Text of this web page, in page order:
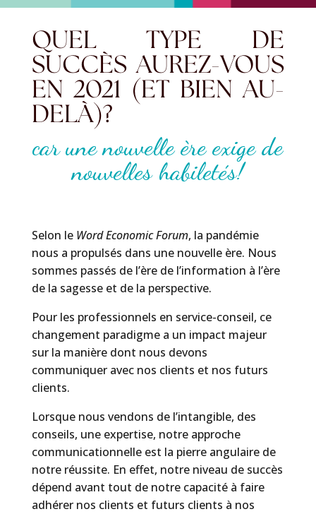
QUEL TYPE DE
SUCCÈS AUREZ-VOUS
EN 2021 (ET BIEN AU-
DELÀ)?
car une nouvelle ère exige de
nouvelles habiletés!
Selon le Word Economic Forum, la pandémie
nous a propulsés dans une nouvelle ère. Nous
sommes passés de l’ère de l’information à l’ère
de la sagesse et de la perspective.
Pour les professionnels en service-conseil, ce
changement paradigme a un impact majeur
sur la manière dont nous devons
communiquer avec nos clients et nos futurs
clients.
Lorsque nous vendons de l’intangible, des
conseils, une expertise, notre approche
communicationnelle est la pierre angulaire de
notre réussite. En effet, notre niveau de succès
dépend avant tout de notre capacité à faire
adhérer nos clients et futurs clients à nos